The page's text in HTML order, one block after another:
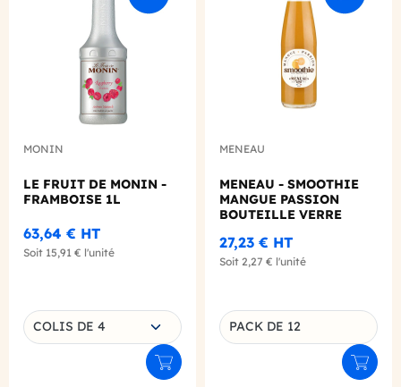
MONIN
LE FRUIT DE MONIN -
FRAMBOISE 1L
63,64 € HT
Soit 15,91 € l'unité
Choisissez une déclinaison
COLIS DE 4
Ajouter au panier
MENEAU
MENEAU - SMOOTHIE
MANGUE PASSION
BOUTEILLE VERRE
27,23 € HT
Soit 2,27 € l'unité
Déclinaison du produit
PACK DE 12